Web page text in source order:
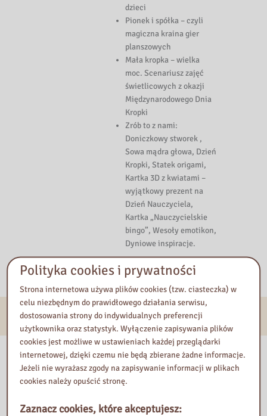
dzieci
Pionek i spółka – czyli
magiczna kraina gier
planszowych
Mała kropka – wielka
moc. Scenariusz zajęć
świetlicowych z okazji
Międzynarodowego Dnia
Kropki
Zrób to z nami:
Doniczkowy stworek ,
Sowa mądra głowa, Dzień
Kropki, Statek origami,
Kartka 3D z kwiatami –
wyjątkowy prezent na
Dzień Nauczyciela,
Kartka„Nauczycielskie
bingo”, Wesoły emotikon,
Dyniowe inspiracje.
E-usługi
Nasza biblioteka
Polityka cookies i prywatności
Strona internetowa używa plików cookies (tzw. ciasteczka) w
celu niezbędnym do prawidłowego działania serwisu,
dostosowania strony do indywidualnych preferencji
użytkownika oraz statystyk. Wyłączenie zapisywania plików
cookies jest możliwe w ustawieniach każdej przeglądarki
internetowej, dzięki czemu nie będą zbierane żadne informacje.
Jeżeli nie wyrażasz zgody na zapisywanie informacji w plikach
cookies należy opuścić stronę.
Zaznacz cookies, które akceptujesz: